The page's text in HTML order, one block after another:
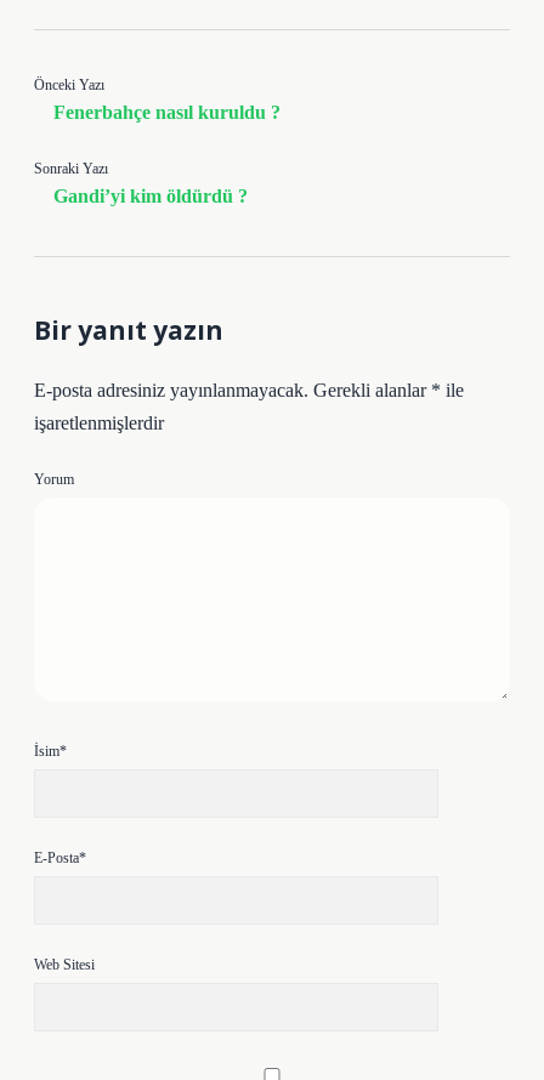
Önceki Yazı
Fenerbahçe nasıl kuruldu ?
Sonraki Yazı
Gandi’yi kim öldürdü ?
Bir yanıt yazın
E-posta adresiniz yayınlanmayacak. Gerekli alanlar * ile
işaretlenmişlerdir
Yorum
İsim*
E-Posta*
Web Sitesi